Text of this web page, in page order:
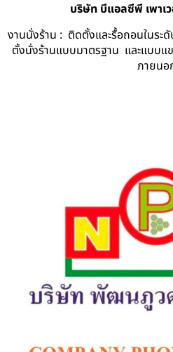
บริษัท บีแอลซีพี เพาเ
งานนั่งร้าน : ติดตั้งและรื้อถอนในระ
ตั้งนั่งร้านแบบมาตรฐาน และแบบแ
ภายนอ